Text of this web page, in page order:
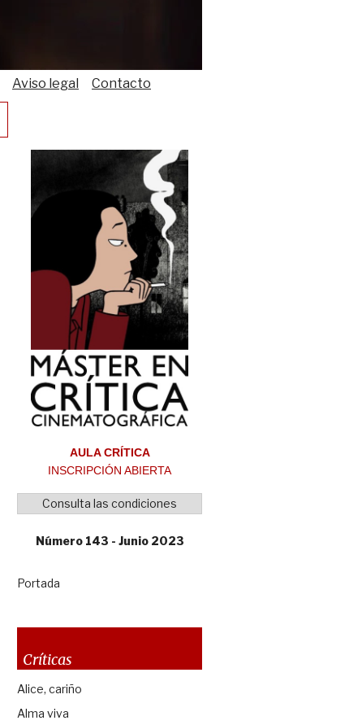
Aviso legal Contacto
AULA CRÍTICA
INSCRIPCIÓN ABIERTA
Consulta las condiciones
Número 143 - Junio 2023
Portada
Críticas
Alice, cariño
Alma viva